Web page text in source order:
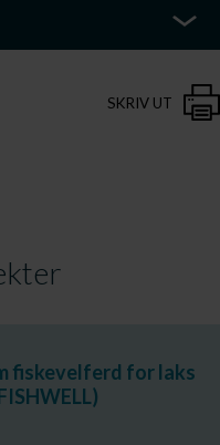
SKRIV UT
fiskevelferd for laks